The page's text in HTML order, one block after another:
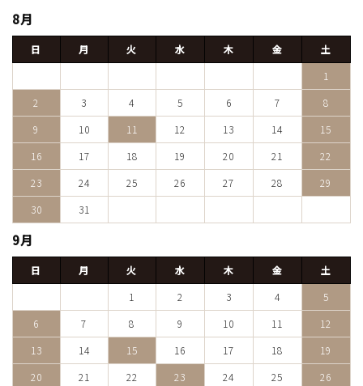
8月
日 月 火 水 木 金
土
1
2
3 4 5 6 7
8
9
10 11 12 13 14
15
16
17 18 19 20 21
22
23
24 25 26 27 28
29
30
31
9月
日 月 火 水 木 金
土
1
2 3 4
5
6
7 8 9 10 11
12
13
14 15 16 17 18
19
20
21 22 23 24 25
26